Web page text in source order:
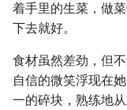
着手里的生菜，做
下去就好。
食材虽然差劲，但
自信的微笑浮现在
一的碎块，熟练地